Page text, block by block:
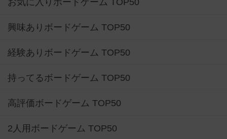
お気に入りボードゲーム TOP50
興味ありボードゲーム TOP50
経験ありボードゲーム TOP50
持ってるボードゲーム TOP50
高評価ボードゲーム TOP50
2人用ボードゲーム TOP50